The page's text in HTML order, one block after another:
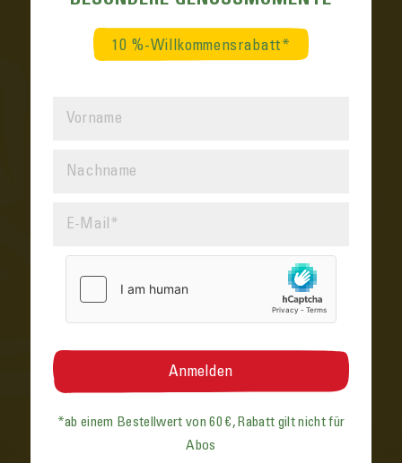
SESAM-SPIEGELEI MIT KÄSERAND
BEEF TATAR
VEGETARISCHES TATAR
10 %-Willkommensrabatt*
*ab einem Bestell­wert von 60 €, Rabatt gilt nicht für
Abos